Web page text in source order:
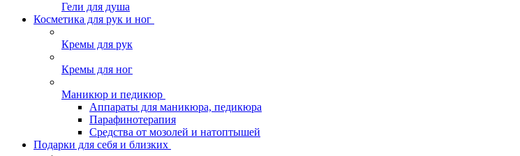
Гели для душа
Косметика для рук и ног
Кремы для рук
Кремы для ног
Маникюр и педикюр
Аппараты для маникюра, педикюра
Парафинотерапия
Средства от мозолей и натоптышей
Подарки для себя и близких